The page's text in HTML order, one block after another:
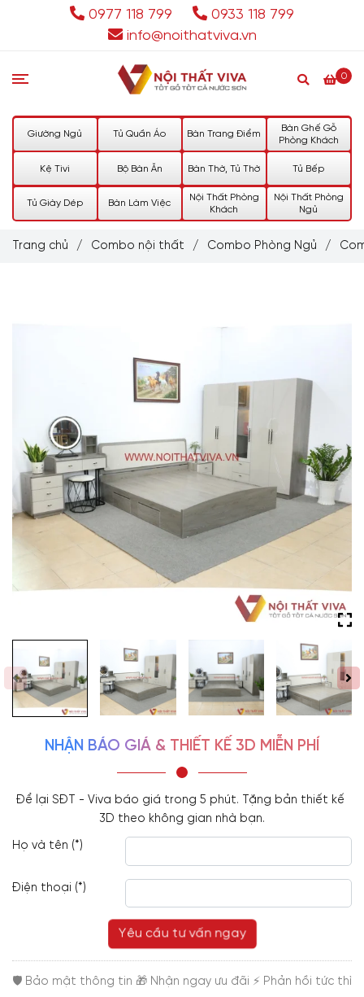
0977 118 799
0933 118 799
info@noithatviva.vn
0
Giường Ngủ Tủ Quần Áo Bàn Trang Điểm
Bàn Ghế Gỗ
Phòng Khách
Kệ Tivi Bộ Bàn Ăn Bàn Thờ, Tủ Thờ Tủ Bếp
Tủ Giày Dép Bàn Làm Việc
Nội Thất Phòng
Khách
Nội Thất Phòng
Ngủ
Trang chủ / Combo nội thất / Combo Phòng Ngủ /
NHẬN BÁO GIÁ & THIẾT KẾ 3D MIỄN PHÍ
Để lại SĐT - Viva báo giá trong 5 phút. Tặng bản thiết kế
3D theo không gian nhà bạn.
Họ và tên (*)
Điện thoại (*)
Yêu cầu tư vấn ngay